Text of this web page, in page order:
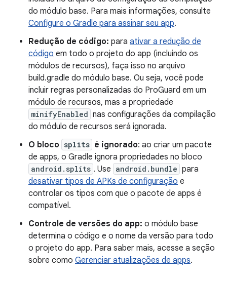
do módulo base. Para mais informações, consulte
Configure o Gradle para assinar seu app.
Redução de código: para ativar a redução de
código em todo o projeto do app (incluindo os
módulos de recursos), faça isso no arquivo
build.gradle do módulo base. Ou seja, você pode
incluir regras personalizadas do ProGuard em um
módulo de recursos, mas a propriedade
minifyEnabled nas configurações da compilação
do módulo de recursos será ignorada.
O bloco splits é ignorado: ao criar um pacote
de apps, o Gradle ignora propriedades no bloco
android.splits . Use android.bundle para
desativar tipos de APKs de configuração e
controlar os tipos com que o pacote de apps é
compatível.
Controle de versões do app: o módulo base
determina o código e o nome da versão para todo
o projeto do app. Para saber mais, acesse a seção
sobre como Gerenciar atualizações de apps.